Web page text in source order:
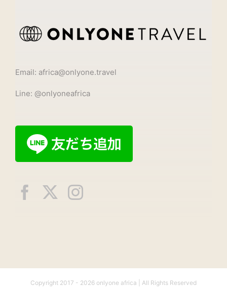
Email: africa@onlyone.travel
Line: @onlyoneafrica
Copyright 2017 - 2026 onlyone africa | All Rights Reserved